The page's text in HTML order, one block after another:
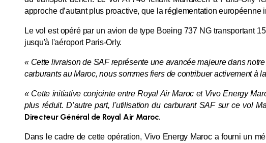
approche d’autant plus proactive, que la réglementation
Le vol est opéré par un avion de type Boeing 737 NG transportant
jusqu'à l'aéroport Paris-Orly.
« Cette livraison de SAF représente une avancée majeure dans
carburants au Maroc, nous sommes fiers de contribuer activement à
« Cette initiative conjointe entre Royal Air Maroc et Vivo Energy
plus réduit. D’autre part, l'utilisation du carburant SAF sur ce vol
Directeur Général de Royal Air Maroc.
Dans le cadre de cette opération, Vivo Energy Maroc a fourni un